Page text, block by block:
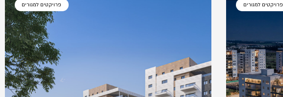
פרויקטים למגורים פרויקטים למגורים